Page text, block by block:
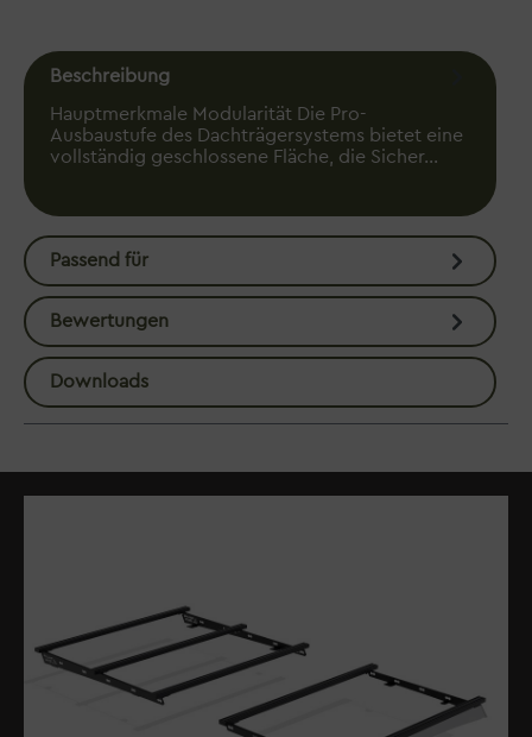
Beschreibung
Hauptmerkmale Modularität Die Pro-
Ausbaustufe des Dachträgersystems bietet eine
vollständig geschlossene Fläche, die Sicher…
Passend für
Bewertungen
Downloads